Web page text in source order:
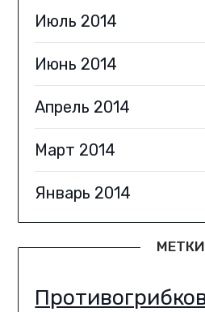
Июль 2014
Июнь 2014
Апрель 2014
Март 2014
Январь 2014
МЕТКИ